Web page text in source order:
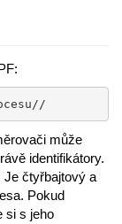
může
identifikátory.
čtyřbajtový a
Pokud
si s jeho